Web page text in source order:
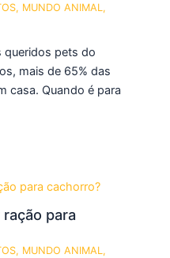
, MUNDO ANIMAL ,
queridos pets do
mais de 65% das
casa. Quando é para
para
, MUNDO ANIMAL,